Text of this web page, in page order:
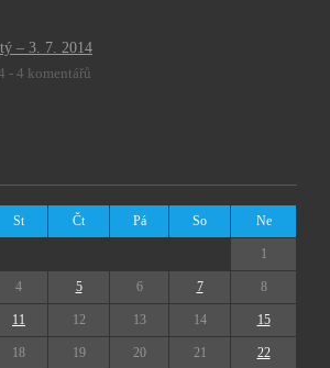
– 3. 7. 2014
- 4 komentářů
St Čt Pá So Ne
1
4 5 6 7 8
11 12 13 14 15
18 19 20 21 22